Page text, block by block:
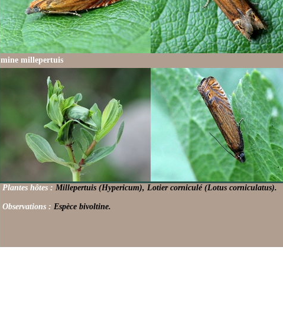
mine millepertuis
Plantes hôtes : Millepertuis (Hypericum), Lotier corniculé (Lotus corniculatus).
Observations : Espèce bivoltine.